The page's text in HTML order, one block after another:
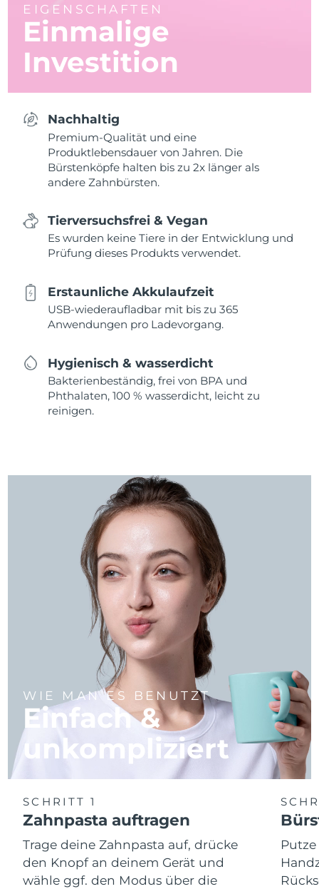
EIGENSCHAFTEN
Einmalige
Investition
Nachhaltig
Premium-Qualität und eine
Produktlebensdauer von Jahren. Die
Bürstenköpfe halten bis zu 2x länger als
andere Zahnbürsten.
Tierversuchsfrei & Vegan
Es wurden keine Tiere in der Entwicklung und
Prüfung dieses Produkts verwendet.
Erstaunliche Akkulaufzeit
USB-wiederaufladbar mit bis zu 365
Anwendungen pro Ladevorgang.
Hygienisch & wasserdicht
Bakterienbeständig, frei von BPA und
Phthalaten, 100 % wasserdicht, leicht zu
reinigen.
WIE MAN ES BENUTZT
Einfach &
unkompliziert
SCHRITT 1
Zahnpasta auftragen
Trage deine Zahnpasta auf, drücke
den Knopf an deinem Gerät und
wähle ggf. den Modus über die